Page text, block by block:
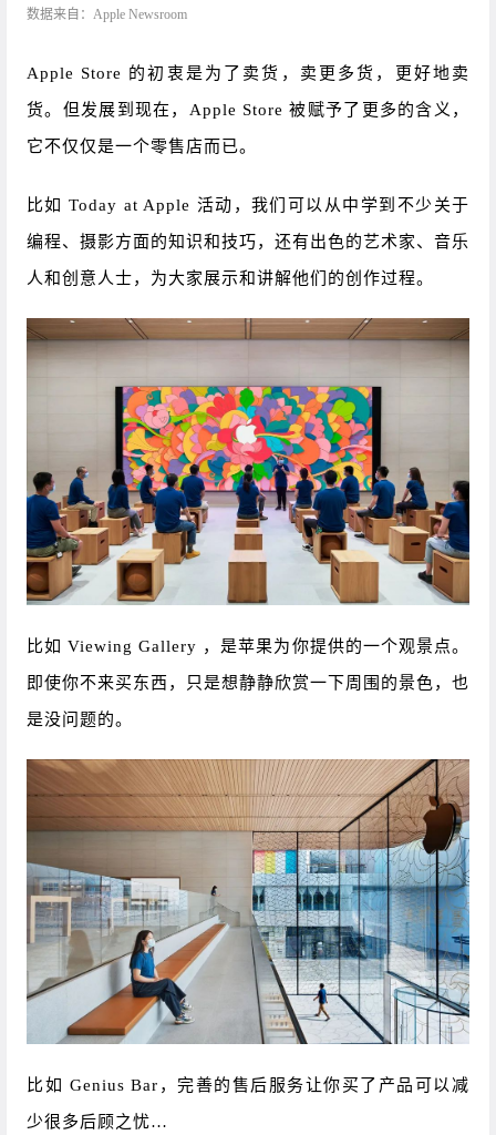
数据来自：Apple Newsroom
Apple Store 的初衷是为了卖货，卖更多货，更好地卖
货。但发展到现在，Apple Store 被赋予了更多的含义，
它不仅仅是一个零售店而已。
比如 Today at Apple 活动，我们可以从中学到不少关于
编程、摄影方面的知识和技巧，还有出色的艺术家、音乐
人和创意人士，为大家展示和讲解他们的创作过程。
比如 Viewing Gallery ，是苹果为你提供的一个观景点。
即使你不来买东西，只是想静静欣赏一下周围的景色，也
是没问题的。
比如 Genius Bar，完善的售后服务让你买了产品可以减
少很多后顾之忧…